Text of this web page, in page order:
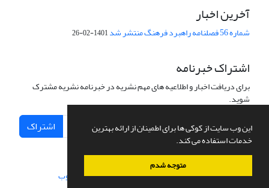
این وب سایت از کوکی ها برای اطمینان از ارائه بهترین
خدمات استفاده می کند.
متوجه شدم
آخرین اخبار
شماره 56 فصلنامه راهبرد فرهنگ منتشر شد 1401-02-26
اشتراک خبرنامه
برای دریافت اخبار و اطلاعیه های مهم نشریه در خبرنامه نشریه مشترک
شوید.
اشتراک
سامانه مدیریت نشریات علمی.طراحی و پیاده سازی از سیناوب